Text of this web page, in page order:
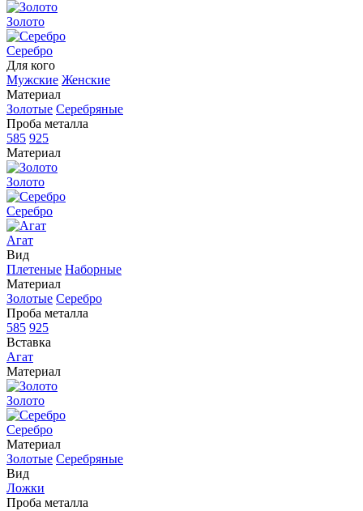
Золото
Серебро
Для кого
Мужские Женские
Материал
Золотые Серебряные
Проба металла
585 925
Материал
Золото
Серебро
Агат
Вид
Плетеные Наборные
Материал
Золотые Серебро
Проба металла
585 925
Вставка
Агат
Материал
Золото
Серебро
Материал
Золотые Серебряные
Вид
Ложки
Проба металла